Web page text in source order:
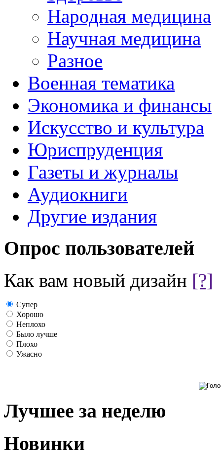
Народная медицина
Научная медицина
Разное
Военная тематика
Экономика и финансы
Искусство и культура
Юриспруденция
Газеты и журналы
Аудиокниги
Другие издания
Опрос пользователей
Как вам новый дизайн [?]
Супер
Хорошо
Неплохо
Было лучше
Плохо
Ужасно
Лучшее за неделю
Новинки